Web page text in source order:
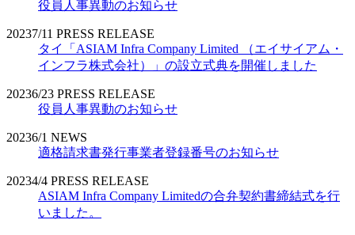
役員人事異動のお知らせ
20237/11 PRESS RELEASE
タイ「ASIAM Infra Company Limited （エイサイアム・
インフラ株式会社）」の設立式典を開催しました
20236/23 PRESS RELEASE
役員人事異動のお知らせ
20236/1 NEWS
適格請求書発行事業者登録番号のお知らせ
20234/4 PRESS RELEASE
ASIAM Infra Company Limitedの合弁契約書締結式を行
いました。